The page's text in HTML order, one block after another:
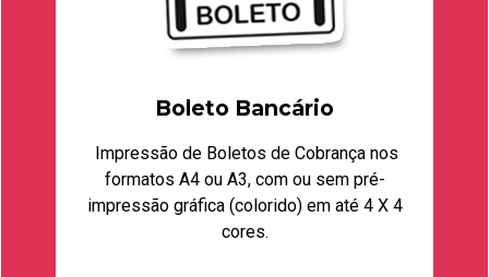
Os carnês são impressos 100%
personalizados com formatações variadas,
coloridos ou P&B.